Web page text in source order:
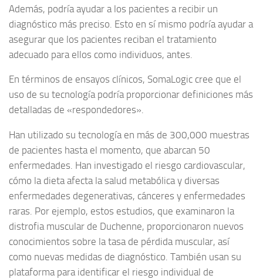
Además, podría ayudar a los pacientes a recibir un
diagnóstico más preciso. Esto en sí mismo podría ayudar a
asegurar que los pacientes reciban el tratamiento
adecuado para ellos como individuos, antes.
En términos de ensayos clínicos, SomaLogic cree que el
uso de su tecnología podría proporcionar definiciones más
detalladas de «respondedores».
Han utilizado su tecnología en más de 300,000 muestras
de pacientes hasta el momento, que abarcan 50
enfermedades. Han investigado el riesgo cardiovascular,
cómo la dieta afecta la salud metabólica y diversas
enfermedades degenerativas, cánceres y enfermedades
raras. Por ejemplo, estos estudios, que examinaron la
distrofia muscular de Duchenne, proporcionaron nuevos
conocimientos sobre la tasa de pérdida muscular, así
como nuevas medidas de diagnóstico. También usan su
plataforma para identificar el riesgo individual de